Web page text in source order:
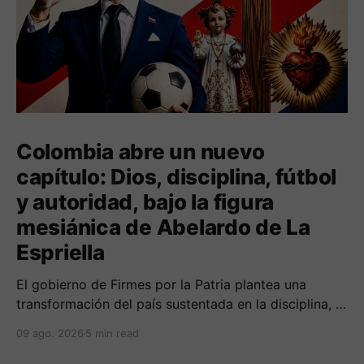
Colombia abre un nuevo
capítulo: Dios, disciplina, fútbol
y autoridad, bajo la figura
mesiánica de Abelardo de La
Espriella
El gobierno de Firmes por la Patria plantea una
transformación del país sustentada en la disciplina, el
una mayor presencia de los uniformados en el
09 ago. 2026 5 min read